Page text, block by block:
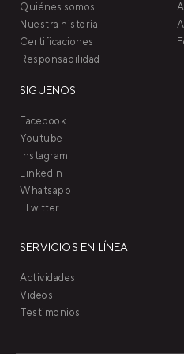
Quiénes somos
Nuestra historia
Certificaciones
Responsabilidad
SIGUENOS
Facebook
Youtube
Instagram
Linkedin
Whatsapp
Twitter
SERVICIOS EN LÍNEA
Actividades
Videos
Testimonios